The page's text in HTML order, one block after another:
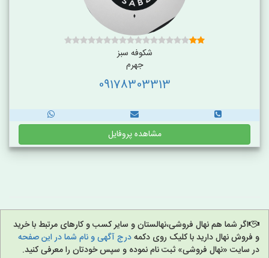
شکوفه سبز
جهرم
09178303313
مشاهده پروفایل
اگر شما هم نهال فروشی،نهالستان و سایر کسب و کارهای مرتبط با خرید
و فروش نهال دارید با کلیک روی دکمهدرج آگهی و نام شما در این صفحه
در سایت «نهال فروشی» ثبت نام نموده و سپس خودتان را معرفی کنید.